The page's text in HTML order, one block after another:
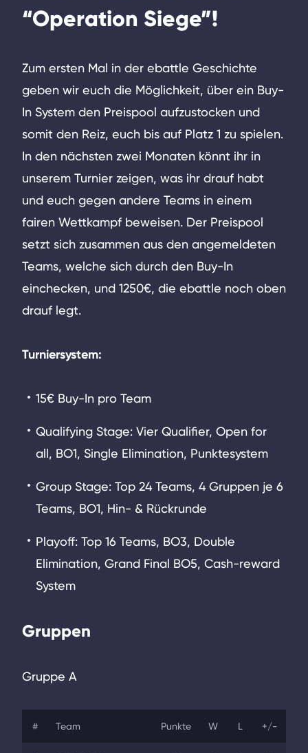
“Operation Siege”!
Zum ersten Mal in der ebattle Geschichte
geben wir euch die Möglichkeit, über ein Buy-
In System den Preispool aufzustocken und
somit den Reiz, euch bis auf Platz 1 zu spielen.
In den nächsten zwei Monaten könnt ihr in
unserem Turnier zeigen, was ihr drauf habt
und euch gegen andere Teams in einem
fairen Wettkampf beweisen. Der Preispool
setzt sich zusammen aus den angemeldeten
Teams, welche sich durch den Buy-In
einchecken, und 1250€, die ebattle noch oben
drauf legt.
Turniersystem:
15€ Buy-In pro Team
Qualifying Stage: Vier Qualifier, Open for
all, BO1, Single Elimination, Punktesystem
Group Stage: Top 24 Teams, 4 Gruppen je 6
Teams, BO1, Hin- & Rückrunde
Playoff: Top 16 Teams, BO3, Double
Elimination, Grand Final BO5, Cash-reward
System
Gruppen
Gruppe A
# Team Punkte W L +/-